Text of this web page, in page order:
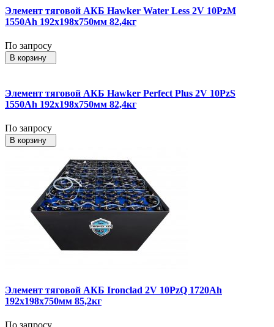
Элемент тяговой АКБ Hawker Water Less 2V 10PzM
1550Ah 192x198x750мм 82,4кг
По запросу
В корзину
Элемент тяговой АКБ Hawker Perfect Plus 2V 10PzS
1550Ah 192x198x750мм 82,4кг
По запросу
В корзину
Элемент тяговой АКБ Ironclad 2V 10PzQ 1720Ah
192x198x750мм 85,2кг
По запросу